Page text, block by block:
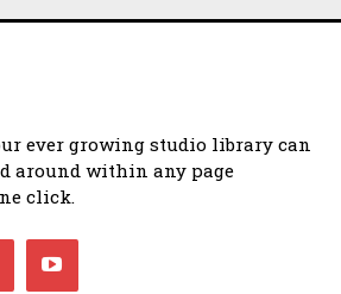
ever growing studio library can
around within any page
click.